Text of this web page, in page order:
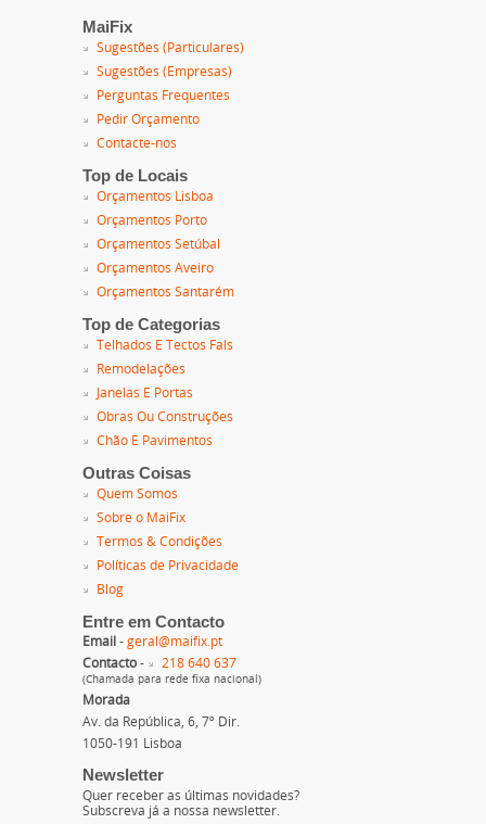
MaiFix
Sugestões (Particulares)
Sugestões (Empresas)
Perguntas Frequentes
Pedir Orçamento
Contacte-nos
Top de Locais
Orçamentos Lisboa
Orçamentos Porto
Orçamentos Setúbal
Orçamentos Aveiro
Orçamentos Santarém
Top de Categorias
Telhados E Tectos Fals
Remodelações
Janelas E Portas
Obras Ou Construções
Chão E Pavimentos
Outras Coisas
Quem Somos
Sobre o MaiFix
Termos & Condições
Políticas de Privacidade
Blog
Entre em Contacto
Email - geral@maifix.pt
Contacto - 218 640 637
(Chamada para rede fixa nacional)
Morada
Av. da República, 6, 7º Dir.
1050-191 Lisboa
Newsletter
Quer receber as últimas novidades?
Subscreva já a nossa newsletter.